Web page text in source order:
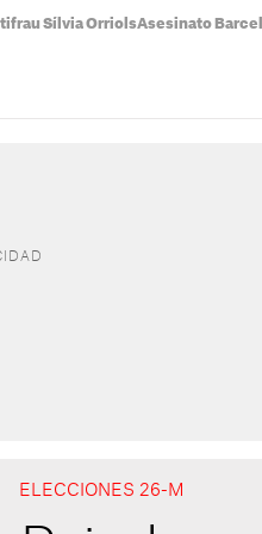
Sílvia OrriolsAsesinato
ELECCIONES 26-M